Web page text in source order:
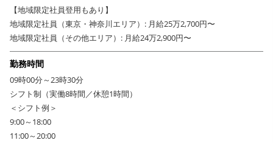
【地域限定社員登用もあり】
地域限定社員（東京・神奈川エリア）: 月給25万2,700円〜
地域限定社員（その他エリア）: 月給24万2,900円〜
勤務時間
09時00分～23時30分
シフト制（実働8時間／休憩1時間）
＜シフト例＞
9:00～18:00
11:00～20:00